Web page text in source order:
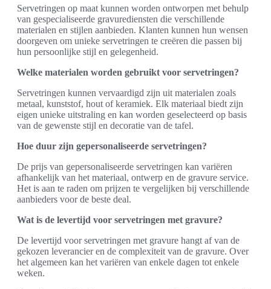
Servetringen op maat kunnen worden ontworpen met behulp
van gespecialiseerde gravurediensten die verschillende
materialen en stijlen aanbieden. Klanten kunnen hun wensen
doorgeven om unieke servetringen te creëren die passen bij
hun persoonlijke stijl en gelegenheid.
Welke materialen worden gebruikt voor servetringen?
Servetringen kunnen vervaardigd zijn uit materialen zoals
metaal, kunststof, hout of keramiek. Elk materiaal biedt zijn
eigen unieke uitstraling en kan worden geselecteerd op basis
van de gewenste stijl en decoratie van de tafel.
Hoe duur zijn gepersonaliseerde servetringen?
De prijs van gepersonaliseerde servetringen kan variëren
afhankelijk van het materiaal, ontwerp en de gravure service.
Het is aan te raden om prijzen te vergelijken bij verschillende
aanbieders voor de beste deal.
Wat is de levertijd voor servetringen met gravure?
De levertijd voor servetringen met gravure hangt af van de
gekozen leverancier en de complexiteit van de gravure. Over
het algemeen kan het variëren van enkele dagen tot enkele
weken.